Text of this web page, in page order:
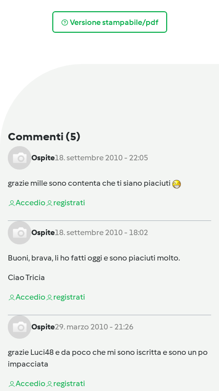
Versione stampabile/pdf
Commenti (5)
Ospite18. settembre 2010 - 22:05
grazie mille sono contenta che ti siano piaciuti
Accedio registrati
Ospite18. settembre 2010 - 18:02
Buoni, brava, li ho fatti oggi e sono piaciuti molto.
Ciao Tricia
Accedio registrati
Ospite29. marzo 2010 - 21:26
grazie Luci48 e da poco che mi sono iscritta e sono un po
impacciata
Accedio registrati